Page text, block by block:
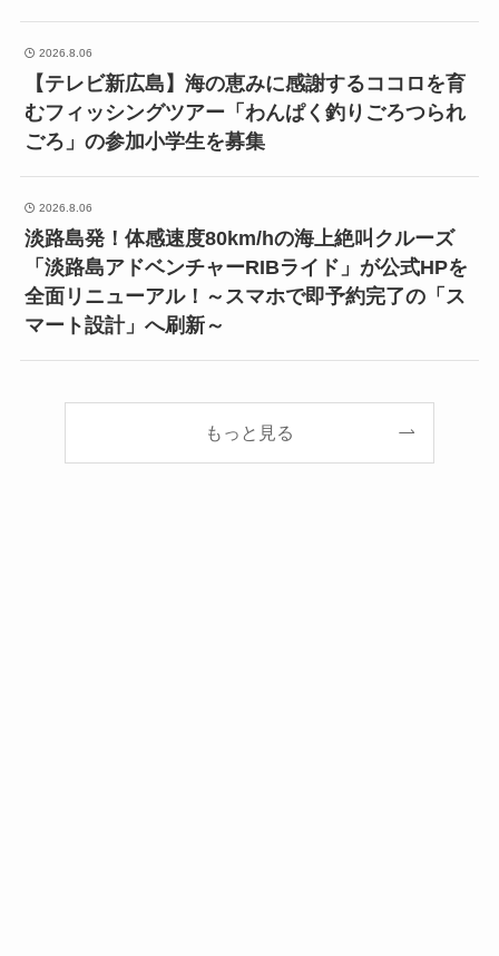
2026.8.06
【テレビ新広島】海の恵みに感謝するココロを育
むフィッシングツアー「わんぱく釣りごろつられ
ごろ」の参加小学生を募集
2026.8.06
淡路島発！体感速度80km/hの海上絶叫クルーズ
「淡路島アドベンチャーRIBライド」が公式HPを
全面リニューアル！～スマホで即予約完了の「ス
マート設計」へ刷新～
もっと見る